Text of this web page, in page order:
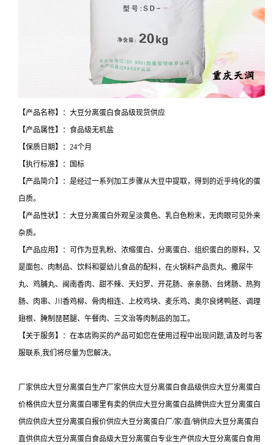
【产品名称】：大豆分离蛋白食品级现货供应
【产品属性】：食品级无机盐
【保质日期】：24个月
【执行标准】：国标
【产品简介】：是经过一系列加工步骤从大豆中提取，得到的近乎纯化的蛋
白质。
【产品性状】：大豆分离蛋白外观呈淡黄色、乳白色粉末，无肉眼可见外来
杂质。
【产品应用】：可作为豆乳粉、浓缩蛋白、分离蛋白、组织蛋白的原料，又
是面包、肉制品、饮料和婴幼儿食品的配料，在火锅料产品贡丸、撒尿牛
丸、鸡脯丸、闽南香肉、甜不辣、天妇罗、开花肠、亲亲肠、台烤肠、热狗
肠、肉串、川香鸡柳、骨肉相连、上校鸡块、麦乐鸡、奥尔良烤鸭胚、调理
翅根、腌制琵琶腿、午餐肉、三文治等肉制品的加工。
【关于服务】：在本店购买的产品可如您在使用过程中出现问题,请及时与客
服联系,我们将尽量为您解决。
厂家供应大豆分离蛋白生产厂家供应大豆分离蛋白食品级供应大豆分离蛋白
价格供应大豆分离蛋白哪里有卖的供应大豆分离蛋白品牌供应大豆分离蛋白
供应供应大豆分离蛋白报价供应大豆分离蛋白厂/家/直/销供应大豆分离蛋白
直供供应大豆分离蛋白食品级大豆分离蛋白专业生产供应大豆分离蛋白食用